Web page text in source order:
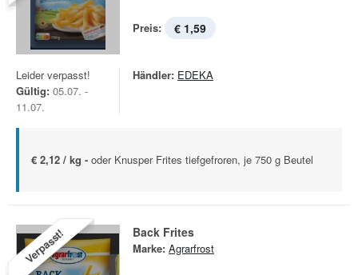
Preis: € 1,59
Leider verpasst!
Gültig: 05.07. -
11.07.
Händler: EDEKA
€ 2,12 / kg - oder Knusper Frites tiefgefroren, je 750 g Beutel
Verpasst! Back Frites
Marke: Agrarfrost